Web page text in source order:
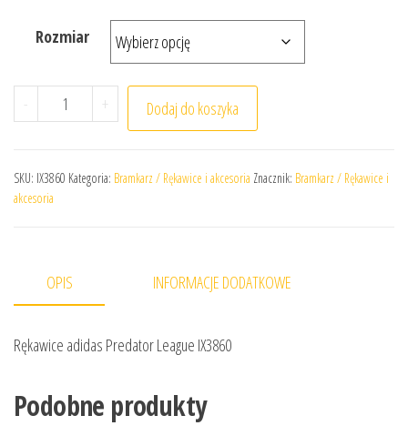
Rozmiar
- ilość Rękawice adidas Predator League IX3860
+ Dodaj do koszyka
SKU: IX3860 Kategoria: Bramkarz / Rękawice i akcesoria Znacznik: Bramkarz / Rękawice i
akcesoria
OPIS INFORMACJE DODATKOWE
Rękawice adidas Predator League IX3860
Podobne produkty